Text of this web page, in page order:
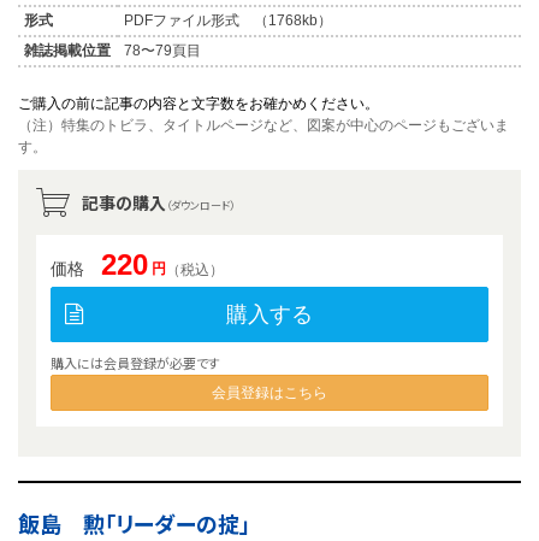
形式
PDFファイル形式 （1768kb）
雑誌掲載位置
78〜79頁目
ご購入の前に記事の内容と文字数をお確かめください。
（注）特集のトビラ、タイトルページなど、図案が中心のページもございま
す。
記事の購入 （ダウンロード）
価格 220 円 （税込）
購入する
購入には会員登録が必要です
会員登録はこちら
飯島 勲「リーダーの掟」